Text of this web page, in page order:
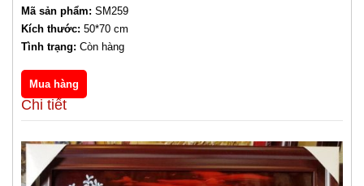
Mã sản phẩm: SM259
Kích thước: 50*70 cm
Tình trạng: Còn hàng
Chi tiết